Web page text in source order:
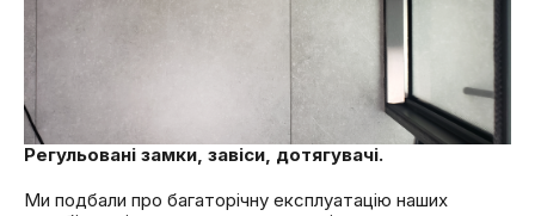
Регульовані замки, завіси, дотягувачі.
Ми подбали про багаторічну експлуатацію наших